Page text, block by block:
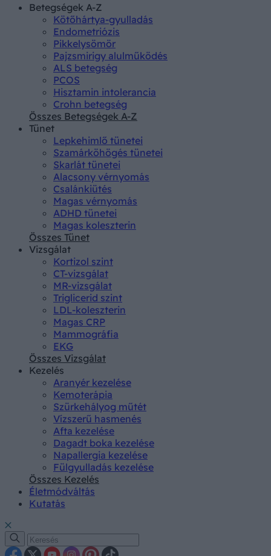
Betegségek A-Z
Kötőhártya-gyulladás
Endometriózis
Pikkelysömör
Pajzsmirigy alulműködés
ALS betegség
PCOS
Hisztamin intolerancia
Crohn betegség
Összes Betegségek A-Z
Tünet
Lepkehimlő tünetei
Szamárköhögés tünetei
Skarlát tünetei
Alacsony vérnyomás
Csalánkiütés
Magas vérnyomás
ADHD tünetei
Magas koleszterin
Összes Tünet
Vizsgálat
Kortizol szint
CT-vizsgálat
MR-vizsgálat
Triglicerid szint
LDL-koleszterin
Magas CRP
Mammográfia
EKG
Összes Vizsgálat
Kezelés
Aranyér kezelése
Kemoterápia
Szürkehályog műtét
Vízszerű hasmenés
Afta kezelése
Dagadt boka kezelése
Napallergia kezelése
Fülgyulladás kezelése
Összes Kezelés
Életmódváltás
Kutatás